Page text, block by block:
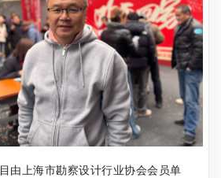
由上海市勘察设计行业协会会员单